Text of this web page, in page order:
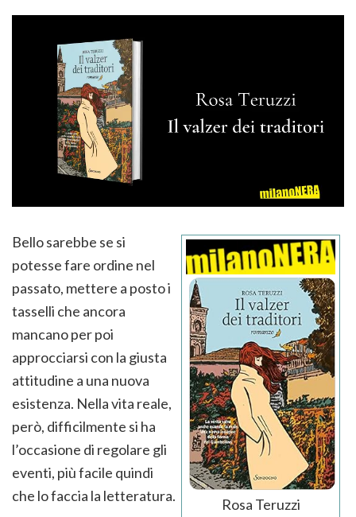
Rosa Teruzzi
Bello sarebbe se si
potesse fare ordine nel
passato, mettere a posto i
tasselli che ancora
mancano per poi
approcciarsi con la giusta
attitudine a una nuova
esistenza. Nella vita reale,
però, difficilmente si ha
l’occasione di regolare gli
eventi, più facile quindi
che lo faccia la letteratura.